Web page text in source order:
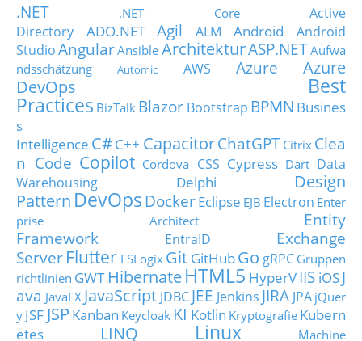
.NET .NET Core
Active
Directory
ADO.NET Agil ALM Android
Android
StudioAngularAnsible ArchitekturASP.NETAufwa
ndsschätzung
Automic AWS Azure
Azure
DevOps
Best
Practices BizTalk Blazor Bootstrap BPMN Busines
s
Intelligence C#C++ CapacitorChatGPT Citrix Clea
n Code Copilot Cordova CSS Cypress Dart Data
Warehousing
Delphi
Design
Pattern DevOps DockerEclipse EJB Electron Enter
prise Architect
Entity
Framework
EntraID
Exchange
Server Flutter FSLogix Git GitHubGo gRPC Gruppen
richtlinien GWT HibernateHTML5 HyperVIIS iOSJ
ava JavaFX JavaScript JDBC JEE Jenkins JIRA JPA jQuer
y JSF JSP Kanban Keycloak KI Kotlin Kryptografie Kubern
etes
LINQ Linux
Machine